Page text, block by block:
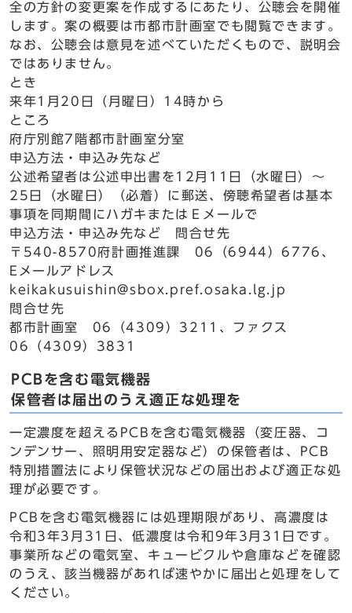
全の方針の変更案を作成するにあたり、公聴会を開催
します。案の概要は市都市計画室でも閲覧できます。
なお、公聴会は意見を述べていただくもので、説明会
ではありません。
とき
来年1月20日（月曜日）14時から
ところ
府庁別館7階都市計画室分室
申込方法・申込み先など
公述希望者は公述申出書を12月11日（水曜日）～
25日（水曜日）（必着）に郵送、傍聴希望者は基本
事項を同期間にハガキまたはＥメールで
申込方法・申込み先など 問合せ先
〒540-8570府計画推進課 06（6944）6776、
Eメールアドレス
keikakusuishin@sbox.pref.osaka.lg.jp
問合せ先
都市計画室 06（4309）3211、ファクス
06（4309）3831
PCBを含む電気機器
保管者は届出のうえ適正な処理を
一定濃度を超えるPCBを含む電気機器（変圧器、コ
ンデンサー、照明用安定器など）の保管者は、PCB
特別措置法により保管状況などの届出および適正な処
理が必要です。
PCBを含む電気機器には処理期限があり、高濃度は
令和3年3月31日、低濃度は令和9年3月31日です。
事業所などの電気室、キュービクルや倉庫などを確認
のうえ、該当機器があれば速やかに届出と処理をして
ください。